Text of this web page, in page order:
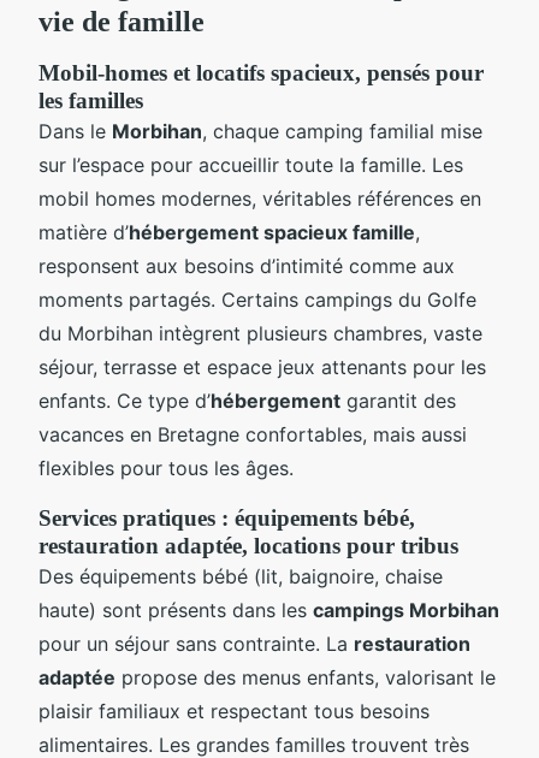
vie de famille
Mobil-homes et locatifs spacieux, pensés pour
les familles
Dans le Morbihan, chaque camping familial mise
sur l’espace pour accueillir toute la famille. Les
mobil homes modernes, véritables références en
matière d’hébergement spacieux famille,
responsent aux besoins d’intimité comme aux
moments partagés. Certains campings du Golfe
du Morbihan intègrent plusieurs chambres, vaste
séjour, terrasse et espace jeux attenants pour les
enfants. Ce type d’hébergement garantit des
vacances en Bretagne confortables, mais aussi
flexibles pour tous les âges.
Services pratiques : équipements bébé,
restauration adaptée, locations pour tribus
Des équipements bébé (lit, baignoire, chaise
haute) sont présents dans les campings Morbihan
pour un séjour sans contrainte. La restauration
adaptée propose des menus enfants, valorisant le
plaisir familiaux et respectant tous besoins
alimentaires. Les grandes familles trouvent très